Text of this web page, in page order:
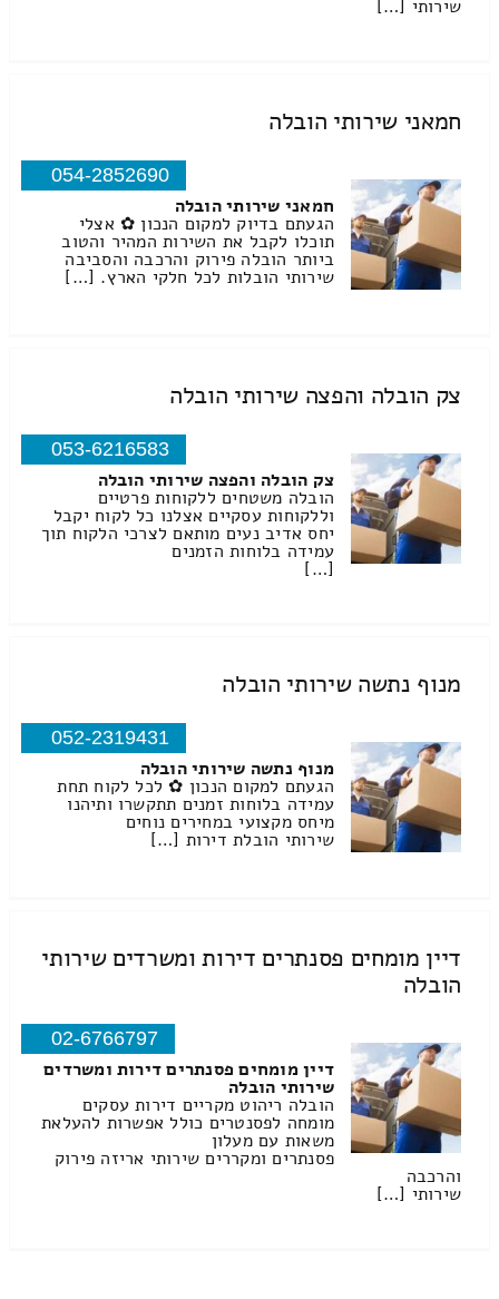
שירותי […]
חמאני שירותי הובלה
054-2852690
חמאני שירותי הובלה
הגעתם בדיוק למקום הנכון ✿ אצלי
תוכלו לקבל את השירות המהיר והטוב
ביותר הובלה פירוק והרכבה והסביבה
שירותי הובלות לכל חלקי הארץ. […]
צק הובלה והפצה שירותי הובלה
053-6216583
צק הובלה והפצה שירותי הובלה
הובלה משטחים ללקוחות פרטיים
וללקוחות עסקיים אצלנו כל לקוח יקבל
יחס אדיב נעים מותאם לצרכי הלקוח תוך
עמידה בלוחות הזמנים
[…]
מנוף נתשה שירותי הובלה
052-2319431
מנוף נתשה שירותי הובלה
הגעתם למקום הנכון ✿ לכל לקוח תחת
עמידה בלוחות זמנים תתקשרו ותיהנו
מיחס מקצועי במחירים נוחים
שירותי הובלת דירות […]
דיין מומחים פסנתרים דירות ומשרדים שירותי
הובלה
02-6766797
דיין מומחים פסנתרים דירות ומשרדים
שירותי הובלה
הובלה ריהוט מקריים דירות עסקים
מומחה לפסנטרים כולל אפשרות להעלאת
משאות עם מעלון
פסנתרים ומקררים שירותי אריזה פירוק
והרכבה
שירותי […]